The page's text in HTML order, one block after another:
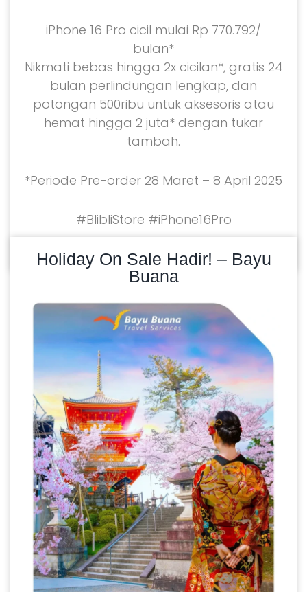
iPhone 16 Pro cicil mulai Rp 770.792/
bulan*
Nikmati bebas hingga 2x cicilan*, gratis 24
bulan perlindungan lengkap, dan
potongan 500ribu untuk aksesoris atau
hemat hingga 2 juta* dengan tukar
tambah.
*Periode Pre-order 28 Maret – 8 April 2025
#BlibliStore #iPhone16Pro
Holiday On Sale Hadir! – Bayu
Buana